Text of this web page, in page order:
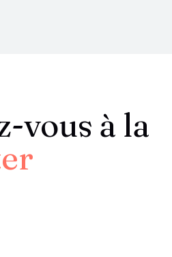
vous à la